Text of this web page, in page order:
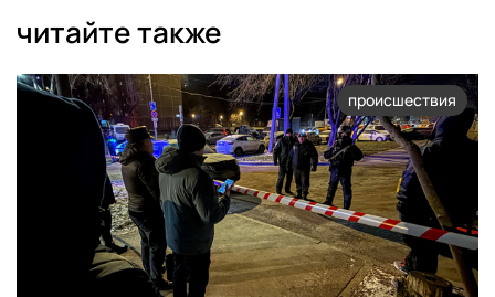
читайте также
происшествия